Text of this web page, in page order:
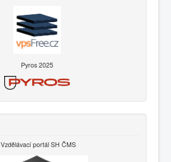
Pyros 2025
Vzdělávací portál SH ČMS